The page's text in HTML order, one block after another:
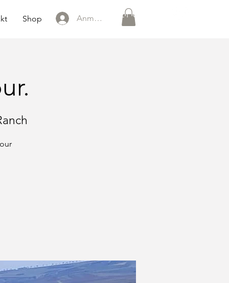
0151 121 096 15
Shop Anmelden